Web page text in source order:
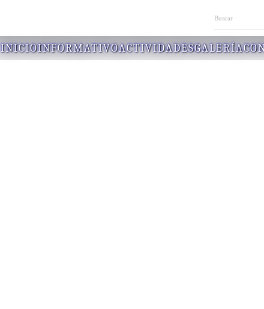
INICIOINFORMATIVOACTIVIDADESGALERÍA